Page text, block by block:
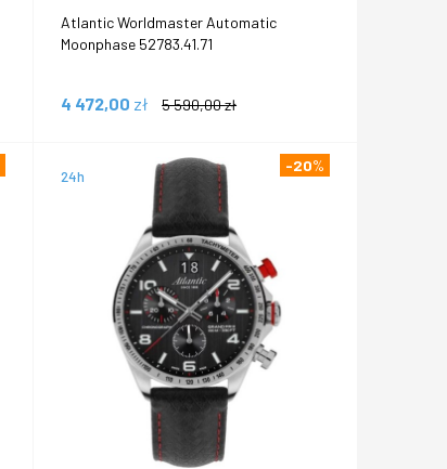
Atlantic Worldmaster Automatic
Moonphase 52783.41.71
4 472,00 zł 5 590,00zł
24h
-20%